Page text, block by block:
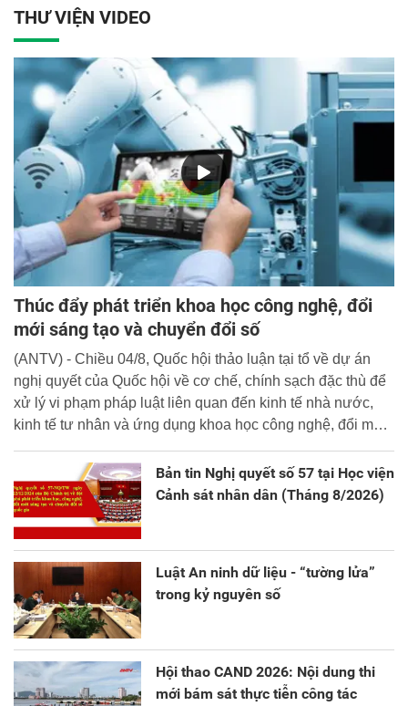
THƯ VIỆN VIDEO
Thúc đẩy phát triển khoa học công nghệ, đổi
mới sáng tạo và chuyển đổi số
(ANTV) - Chiều 04/8, Quốc hội thảo luận tại tổ về dự án
nghị quyết của Quốc hội về cơ chế, chính sạch đặc thù để
xử lý vi phạm pháp luật liên quan đến kinh tế nhà nước,
kinh tế tư nhân và ứng dụng khoa học công nghệ, đổi mới
Bản tin Nghị quyết số 57 tại Học viện
Cảnh sát nhân dân (Tháng 8/2026)
Luật An ninh dữ liệu - “tường lửa”
trong kỷ nguyên số
Hội thao CAND 2026: Nội dung thi
mới bám sát thực tiễn công tác